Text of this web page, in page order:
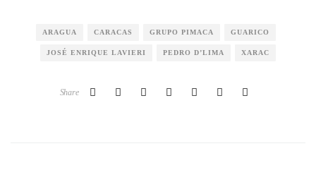
ARAGUA CARACAS GRUPO PIMACA GUARICO
JOSÉ ENRIQUE LAVIERI PEDRO D’LIMA XARAC
Share